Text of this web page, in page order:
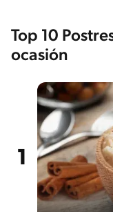
Top 10
ocasión